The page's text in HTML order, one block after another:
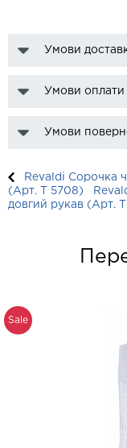
Умови
Умови оплати
Умови
Revaldi Сорочка
(Арт. T 5708)
довгий рукав (Арт.
Sale